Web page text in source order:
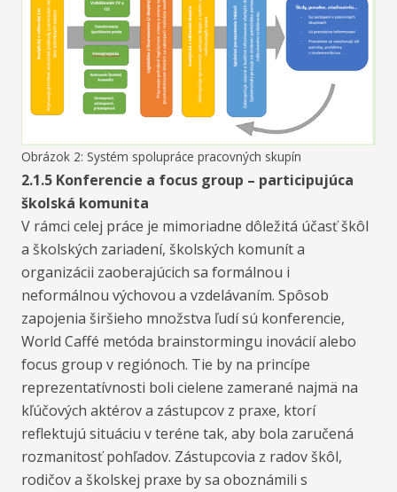
Obrázok 2: Systém spolupráce pracovných skupín
2.1.5 Konferencie a focus group – participujúca
školská komunita
V rámci celej práce je mimoriadne dôležitá účasť škôl
a školských zariadení, školských komunít a
organizácii zaoberajúcich sa formálnou i
neformálnou výchovou a vzdelávaním. Spôsob
zapojenia širšieho množstva ľudí sú konferencie,
World Caffé metóda brainstormingu inovácií alebo
focus group v regiónoch. Tie by na princípe
reprezentatívnosti boli cielene zamerané najmä na
kľúčových aktérov a zástupcov z praxe, ktorí
reflektujú situáciu v teréne tak, aby bola zaručená
rozmanitosť pohľadov. Zástupcovia z radov škôl,
rodičov a školskej praxe by sa oboznámili s